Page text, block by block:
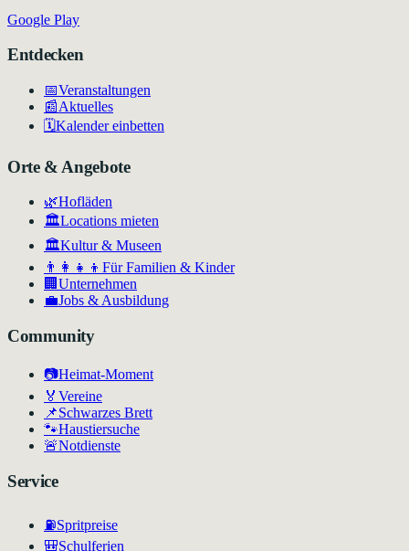
Google Play
Entdecken
📅Veranstaltungen
📰Aktuelles
🗓️Kalender einbetten
Orte & Angebote
🌿Hofläden
🏛️Locations mieten
🏛Kultur & Museen
👨‍👩‍👧‍👦 Für Familien & Kinder
🏢 Unternehmen
💼Jobs & Ausbildung
Community
📷Heimat-Moment
🏅 Vereine
📌Schwarzes Brett
🐾Haustiersuche
🚨Notdienste
Service
⛽Spritpreise
🎒Schulferien